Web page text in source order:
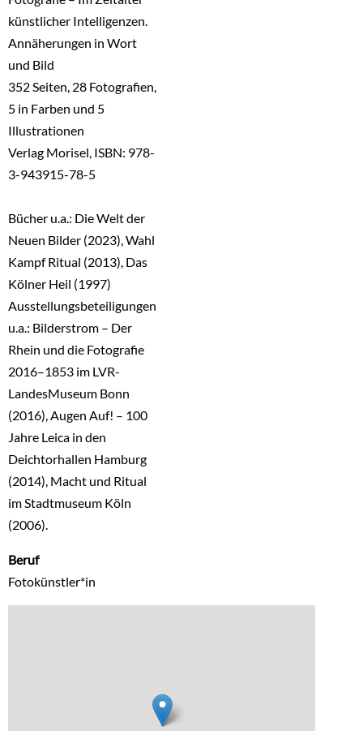
künstlicher Intelligenzen.
Annäherungen in Wort
und Bild
352 Seiten, 28 Fotografien,
5 in Farben und 5
Illustrationen
Verlag Morisel, ISBN: 978-
3-943915-78-5
Bücher u.a.: Die Welt der
Neuen Bilder (2023), Wahl
Kampf Ritual (2013), Das
Kölner Heil (1997)
Ausstellungsbeteiligungen
u.a.: Bilderstrom – Der
Rhein und die Fotografie
2016–1853 im LVR-
LandesMuseum Bonn
(2016), Augen Auf! – 100
Jahre Leica in den
Deichtorhallen Hamburg
(2014), Macht und Ritual
im Stadtmuseum Köln
(2006).
Beruf
Fotokünstler*in